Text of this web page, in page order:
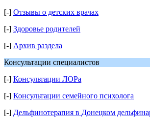
[-] Отзывы о детских врачах
[-] Здоровье родителей
[-] Архив раздела
Консультации специалистов
[-] Консультации ЛОРа
[-] Консультации семейного психолога
[-] Дельфинотерапия в Донецком